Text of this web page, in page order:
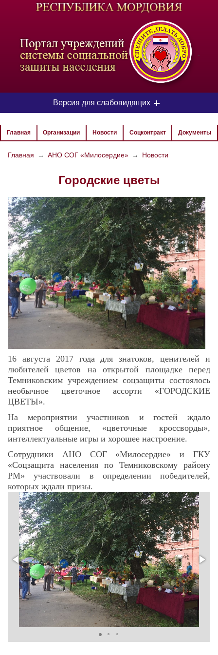
-
Версия для слабовидящих
ЦВЕТОВАЯ СХЕМА
Aa Aa
ИЗОБРАЖЕНИЯ
Скрыть Ч/б
Настройки по умолчанию
Главная Организации Новости Соцконтракт Документы
Главная → АНО СОГ «Милосердие» → Новости
Городские цветы
16 августа 2017 года для знатоков, ценителей и
любителей цветов на открытой площадке перед
Темниковским учреждением соцзащиты состоялось
необычное цветочное ассорти «ГОРОДСКИЕ
ЦВЕТЫ».
На мероприятии участников и гостей ждало
приятное общение, «цветочные кроссворды»,
интеллектуальные игры и хорошее настроение.
Сотрудники АНО СОГ «Милосердие» и ГКУ
«Соцзащита населения по Темниковскому району
РМ» участвовали в определении победителей,
которых ждали призы.